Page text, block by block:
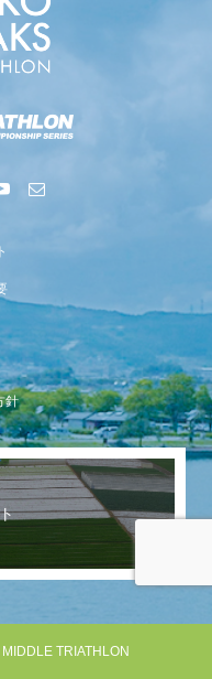
) 「小学生ラン教室」
会議を開催しました
針
TRIATHLON